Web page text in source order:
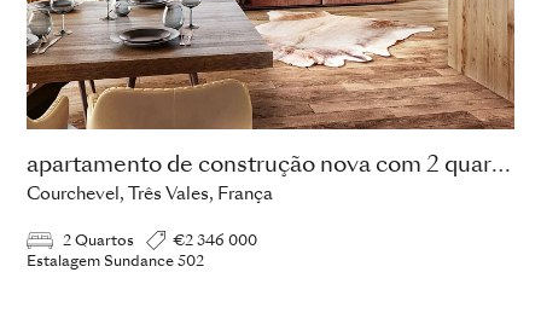
apartamento de construção nova com 2 quartos
Courchevel, Três Vales, França
2 Quartos
€2 346 000
Estalagem Sundance 502